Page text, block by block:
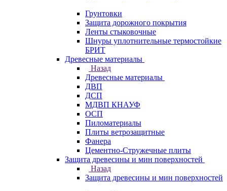
Грунтовки
Защита дорожного покрытия
Ленты стыковочные
Шнуры уплотнительные термостойкие
БРИТ
Древесные материалы
Назад
Древесные материалы
ДВП
ДСП
МДВП КНАУФ
ОСП
Пиломатериалы
Плиты ветрозащитные
Фанера
Цементно-Стружечные плиты
Защита древесины и мин поверхностей
Назад
Защита древесины и мин поверхностей